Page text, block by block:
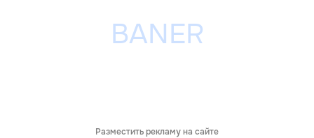
Разместить рекламу на сайте